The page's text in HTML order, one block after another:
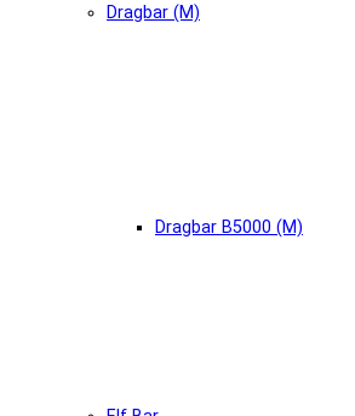
Dragbar (М)
Dragbar B5000 (М)